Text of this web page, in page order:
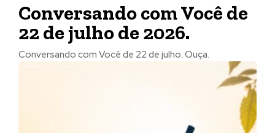
Conversando com Você de
22 de julho de 2026.
Conversando com Você de 22 de julho. Ouça.